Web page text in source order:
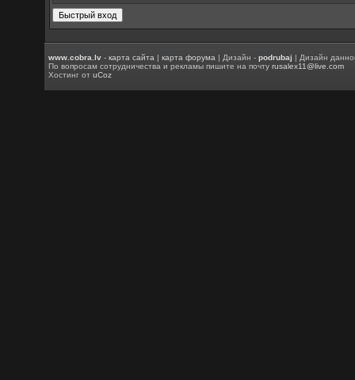
www.cobra.lv -карта сайта |карта форума | Дизайн -podrubaj | Дизайн
По вопросам сотрудничества и рекламы пишите на почтуrusalex11@live.com
Хостинг отuCoz